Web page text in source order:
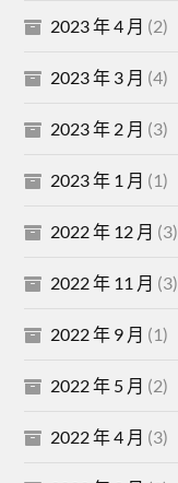
2023 年 4 月 (2)
2023 年 3 月 (4)
2023 年 2 月 (3)
2023 年 1 月 (1)
2022 年 12 月 (3)
2022 年 11 月 (3)
2022 年 9 月 (1)
2022 年 5 月 (2)
2022 年 4 月 (3)